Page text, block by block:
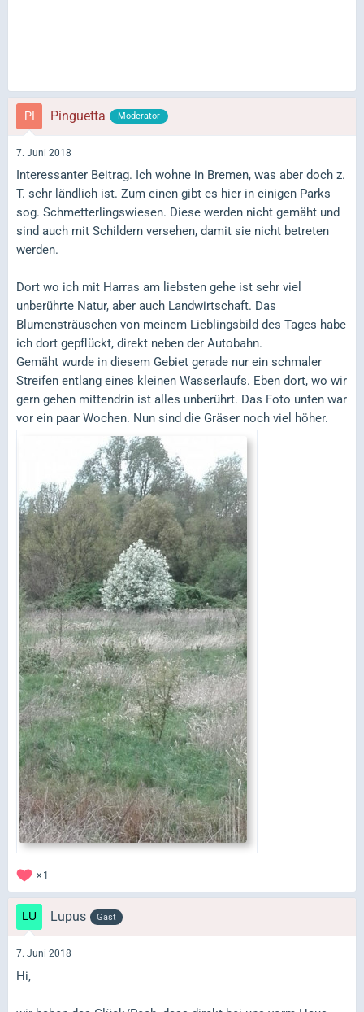
Pinguetta Moderator
7. Juni 2018
Interessanter Beitrag. Ich wohne in Bremen, was aber doch z.
T. sehr ländlich ist. Zum einen gibt es hier in einigen Parks
sog. Schmetterlingswiesen. Diese werden nicht gemäht und
sind auch mit Schildern versehen, damit sie nicht betreten
werden.
Dort wo ich mit Harras am liebsten gehe ist sehr viel
unberührte Natur, aber auch Landwirtschaft. Das
Blumensträuschen von meinem Lieblingsbild des Tages habe
ich dort gepflückt, direkt neben der Autobahn.
Gemäht wurde in diesem Gebiet gerade nur ein schmaler
Streifen entlang eines kleinen Wasserlaufs. Eben dort, wo wir
gern gehen mittendrin ist alles unberührt. Das Foto unten war
vor ein paar Wochen. Nun sind die Gräser noch viel höher.
1
Lupus Gast
7. Juni 2018
Hi,